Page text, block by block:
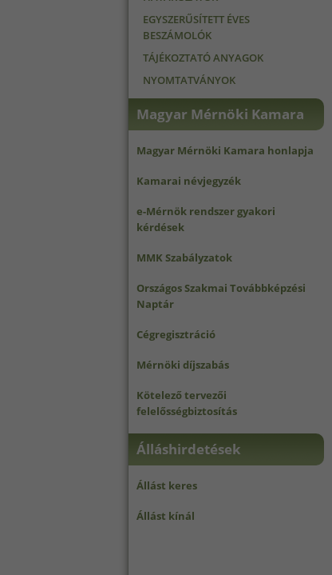
EGYSZERŰSÍTETT ÉVES
BESZÁMOLÓK
TÁJÉKOZTATÓ ANYAGOK
NYOMTATVÁNYOK
Magyar Mérnöki Kamara
Magyar Mérnöki Kamara honlapja
Kamarai névjegyzék
e-Mérnök rendszer gyakori
kérdések
MMK Szabályzatok
Országos Szakmai Továbbképzési
Naptár
Cégregisztráció
Mérnöki díjszabás
Kötelező tervezői
felelősségbiztosítás
Álláshirdetések
Állást keres
Állást kínál